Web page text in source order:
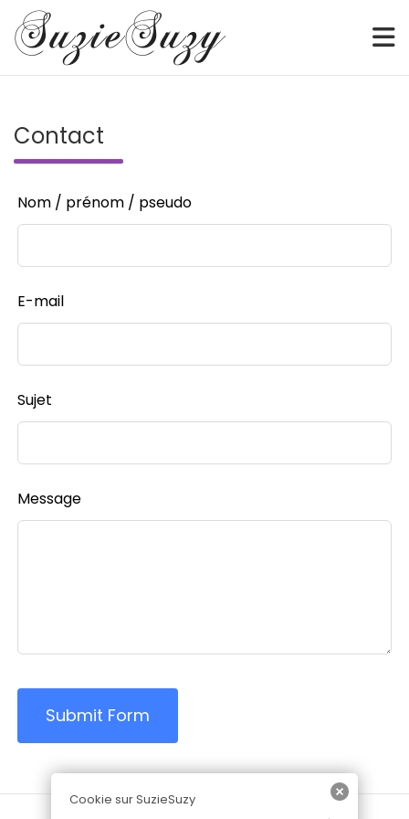
content
SuzieSuzy
Sketch • Watercolor • Illustration • Webcomic • Digital
Contact
Leave
this
blank
Nom / prénom / pseudo
E-mail
Sujet
Message
Submit Form
Cookie sur SuzieSuzy